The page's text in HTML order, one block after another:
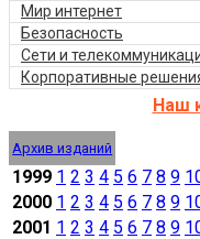
Мир интернет
Безопасность
Сети и
Корпоративные
Наш
Архив изданий
1999 1 2 3 4 5 6 7 8 9
2000 1 2 3 4 5 6 7 8 9
2001 1 2 3 4 5 6 7 8 9